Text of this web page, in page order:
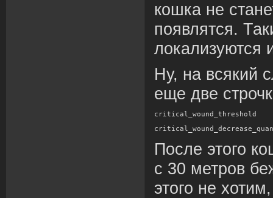
кошка не
появлятся.
локализуются
Ну, на всякий
еще две
critical_wound_threshold
После этого
с 30 метров
этого не